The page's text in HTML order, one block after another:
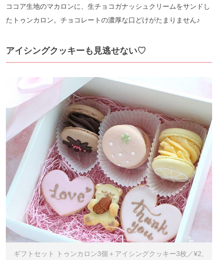
ココア生地のマカロンに、生チョコガナッシュクリームをサンドし
たトゥンカロン。チョコレートの濃厚な口どけがたまりません♪
アイシングクッキーも見逃せない♡
ギフトセット トゥンカロン3個＋アイシングクッキー3枚／¥2,